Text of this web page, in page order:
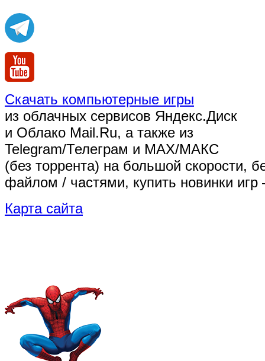
Скачать компьютерные игры
из облачных сервисов Яндекс.Диск
и Облако Mail.Ru, а также из
Telegram/Телеграм и MAX/МАКС
(без торрента) на большой скорости,
файлом / частями, купить новинки
Карта сайта